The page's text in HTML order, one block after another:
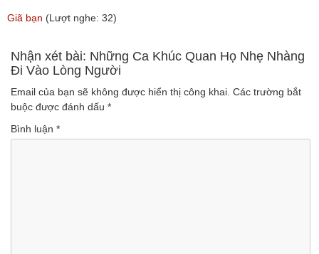
nghe: 108)
Giã bạn (Lượt nghe: 32)
Nhận xét bài: Những Ca Khúc Quan Họ Nhẹ Nhàng
Đi Vào Lòng Người
Email của bạn sẽ không được hiển thị công khai. Các trường bắt
buộc được đánh dấu *
Bình luận *